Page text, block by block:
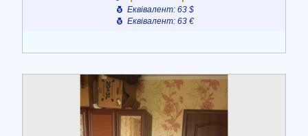
Еквівалент: 63 $
Еквівалент: 63 €